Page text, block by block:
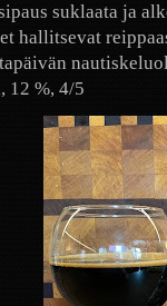
suklaata ja
hallitsevat
12 %, 4/5